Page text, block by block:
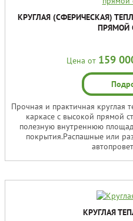
КРУГЛАЯ (СФЕРИЧЕСКАЯ)
ПРЯМОЙ
Цена от 159
Прочная и практичная круглая
каркасе с высокой прямой
полезную внутреннюю
покрытия.Распашные или
КРУГЛАЯ